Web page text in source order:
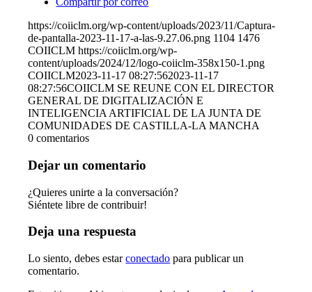
https://coiiclm.org/wp-content/uploads/2023/11/Captura-
de-pantalla-2023-11-17-a-las-9.27.06.png 1104 1476
COIICLM https://coiiclm.org/wp-
content/uploads/2024/12/logo-coiiclm-358x150-1.png
COIICLM2023-11-17 08:27:562023-11-17
08:27:56COIICLM SE REUNE CON EL DIRECTOR
GENERAL DE DIGITALIZACIÓN E
INTELIGENCIA ARTIFICIAL DE LA JUNTA DE
COMUNIDADES DE CASTILLA-LA MANCHA
0 comentarios
Dejar un comentario
¿Quieres unirte a la conversación?
Siéntete libre de contribuir!
Deja una respuesta
Lo siento, debes estarconectado para publicar un
comentario.